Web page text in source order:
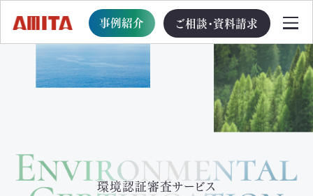
事例紹介 ご相談・資料請求
サステナブル経営への移行支援
環境認証審査サービス